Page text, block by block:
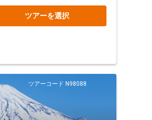
ツアーを選択
ツアーコード N98088